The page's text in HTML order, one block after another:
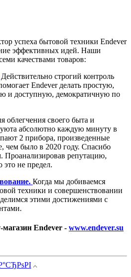
успеха бытовой техники Endever
эффективных идей. Наши
качествами товаров:
Действительно строгий контроль
Endever делать простую,
и доступную, демократичную по
облегчения своего быта и
абсолютно каждую минуту в
2 прибора, произведенные
чем было в 2020 году. Спасибо
Проанализировав репутацию,
это не предел.
Когда мы добиваемся
техники и совершенствовании
этими достижениями с
Endever - www.endever.su